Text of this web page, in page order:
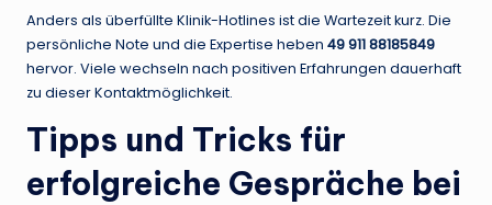
Anders als überfüllte Klinik-Hotlines ist die Wartezeit kurz. Die
persönliche Note und die Expertise heben 49 911 88185849
hervor. Viele wechseln nach positiven Erfahrungen dauerhaft
zu dieser Kontaktmöglichkeit.
Tipps und Tricks für
erfolgreiche Gespräche bei